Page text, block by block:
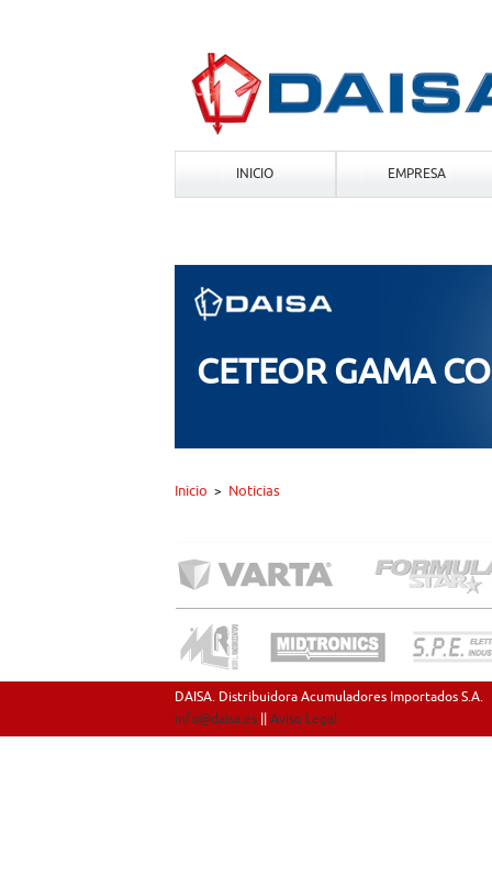
INICIO EMPRESA
CETEOR GAMA
Inicio > Noticias
DAISA. Distribuidora Acumuladores Importados S.A.
info@daisa.es|| Aviso Legal